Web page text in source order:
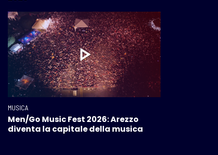
MUSICA
Men/Go Music Fest 2026: Arezzo
diventa la capitale della musica